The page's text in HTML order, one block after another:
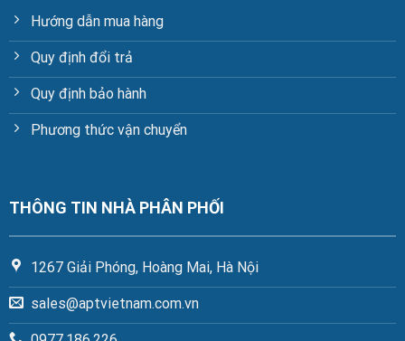
Hướng dẫn mua hàng
Quy định đổi trả
Quy định bảo hành
Phương thức vận chuyển
THÔNG TIN NHÀ PHÂN PHỐI
1267 Giải Phóng, Hoàng Mai, Hà Nội
sales@aptvietnam.com.vn